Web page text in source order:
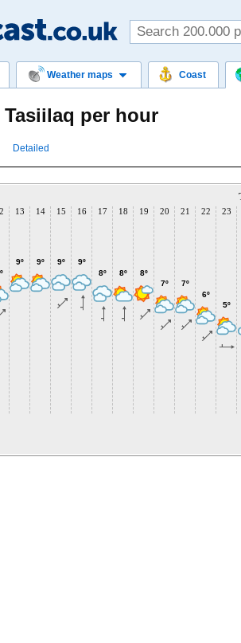
Weather maps Coast
per hour
Detailed
13
9º
14
9º
15
9º
16
9º
17
8º
18
8º
19
8º
20
7º
21
7º
22
6º
23
5º